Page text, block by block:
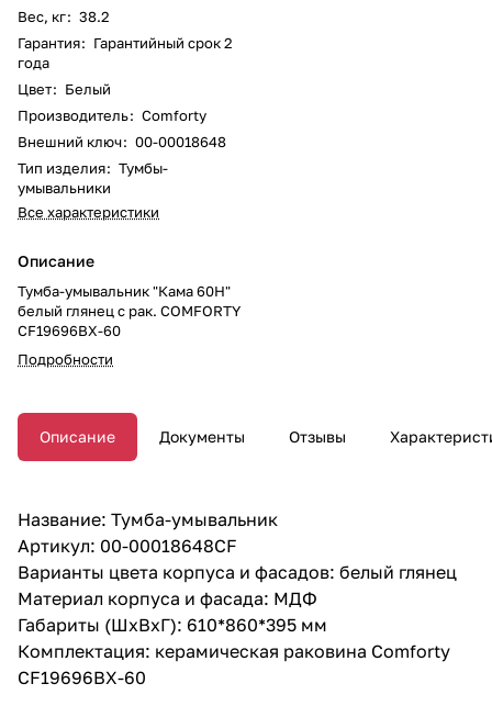
Вес, кг: 38.2
Гарантия: Гарантийный срок 2
года
Цвет: Белый
Производитель: Comforty
Внешний ключ: 00-00018648
Тип изделия: Тумбы-
умывальники
Все характеристики
Описание
Тумба-умывальник "Кама 60Н"
белый глянец с рак. COMFORTY
CF19696BX-60
Подробности
Описание Документы Отзывы
Название: Тумба-умывальник
Артикул: 00-00018648CF
Варианты цвета корпуса и фасадов: белый глянец
Материал корпуса и фасада: МДФ
Габариты (ШхВхГ): 610*860*395 мм
Комплектация: керамическая раковина Comforty
CF19696BX-60